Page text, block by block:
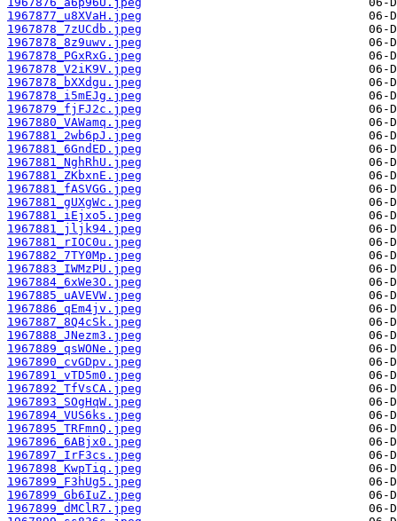
1967877_u8XVaH.jpeg
1967878_7zUCdb.jpeg
1967878_8z9uwv.jpeg
1967878_PGxRxG.jpeg
1967878_V2iK9V.jpeg
1967878_bXXdgu.jpeg
1967878_i5mEJg.jpeg
1967879_fjFJ2c.jpeg
1967880_VAWamq.jpeg
1967881_2wb6pJ.jpeg
1967881_6GndED.jpeg
1967881_NghRhU.jpeg
1967881_ZKbxnE.jpeg
1967881_fASVGG.jpeg
1967881_gUXgWc.jpeg
1967881_iEjxo5.jpeg
1967881_jljk94.jpeg
1967881_rIOC0u.jpeg
1967882_7TY0Mp.jpeg
1967883_IWMzPU.jpeg
1967884_6xWe3O.jpeg
1967885_uAVEVW.jpeg
1967886_qEm4jv.jpeg
1967887_8Q4cSk.jpeg
1967888_JNezm3.jpeg
1967889_qsWONe.jpeg
1967890_cvGDpv.jpeg
1967891_vTD5m0.jpeg
1967892_TfVsCA.jpeg
1967893_SOgHqW.jpeg
1967894_VUS6ks.jpeg
1967895_TRFmnQ.jpeg
1967896_6ABjx0.jpeg
1967897_IrF3cs.jpeg
1967898_KwpTiq.jpeg
1967899_F3hUg5.jpeg
1967899_Gb6IuZ.jpeg
1967899_dMClR7.jpeg